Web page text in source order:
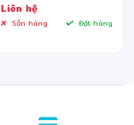
Liên hệ
Sẵn hàng Đặt hàng